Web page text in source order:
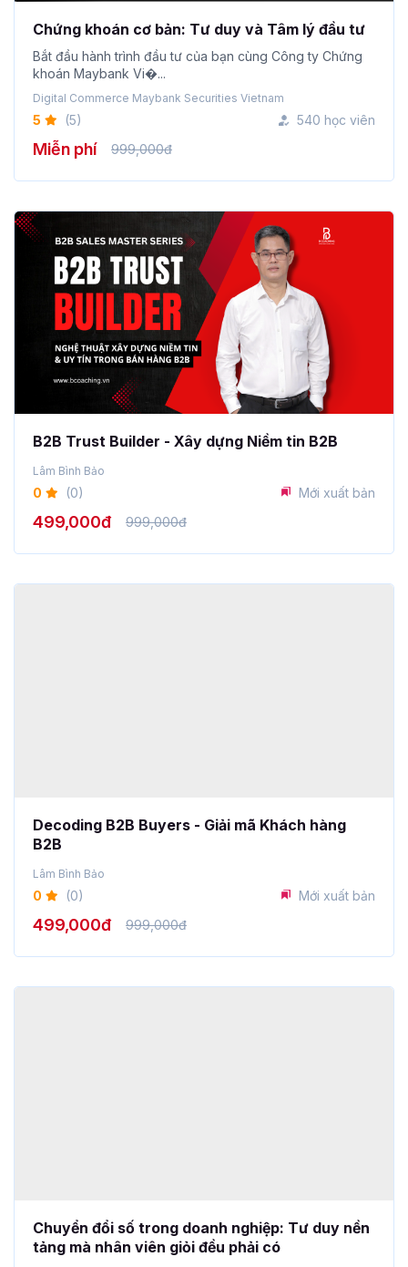
Chứng khoán cơ bản: Tư duy và Tâm lý đầu tư
Bắt đầu hành trình đầu tư của bạn cùng Công ty Chứng
khoán Maybank Vi�...
Digital Commerce Maybank Securities Vietnam
5 (5) 540 học viên
Miễn phí 999,000đ
B2B Trust Builder - Xây dựng Niềm tin B2B
Lâm Bình Bảo
0 (0) Mới xuất bản
499,000đ 999,000đ
B2B
499,000đ
tảng mà nhân viên giỏi đều phải có
Trung Trần